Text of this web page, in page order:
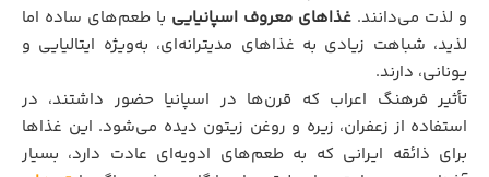
و لذت می‌دانند. غذاهای معروف اسپانیایی با طعم‌های ساده اما
لذید، شباهت زیادی به غذاهای مدیترانه‌ای، به‌ویژه ایتالیایی و
یونانی، دارند.
تأثیر فرهنگ اعراب که قرن‌ها در اسپانیا حضور داشتند، در
استفاده از زعفران، زیره و روغن زیتون دیده می‌شود. این غذاها
برای ذائقه ایرانی که به طعم‌های ادویه‌ای عادت دارد، بسیار